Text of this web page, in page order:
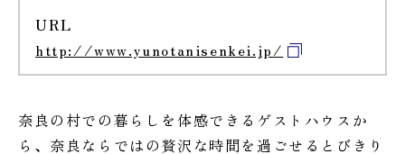
URL
http://www.yunotanisenkei.jp/
奈良の村での暮らしを体感できるゲストハウスか
ら、奈良ならではの贅沢な時間を過ごせるとびきり